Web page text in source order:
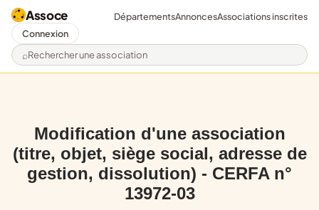
Assoce
Rechercher une association
DépartementsAnnoncesAssociations inscrites
Connexion
Modification d'une association
(titre, objet, siège social, adresse de
gestion, dissolution) - CERFA n°
13972-03